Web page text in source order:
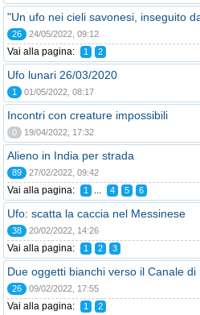
"Un ufo nei cieli savonesi, inseguito
26 24/05/2022, 09:12
Vai alla pagina: 1 2
Ufo lunari 26/03/2020
1 01/05/2022, 08:17
Incontri con creature impossibili
0 19/04/2022, 17:32
Alieno in India per strada
89 27/02/2022, 09:42
Vai alla pagina: 1 ... 4 5 6
Ufo: scatta la caccia nel Messinese
38 20/02/2022, 14:26
Vai alla pagina: 1 2 3
Due oggetti bianchi verso il Canale di
26 09/02/2022, 17:55
Vai alla pagina: 1 2